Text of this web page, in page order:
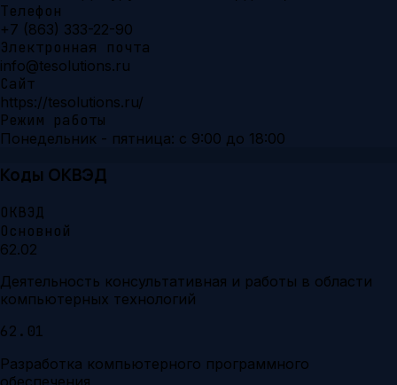
Телефон
+7 (863) 333-22-90
Электронная почта
info@tesolutions.ru
Сайт
https://tesolutions.ru/
Режим работы
Понедельник - пятница: с 9:00 до 18:00
Коды ОКВЭД
ОКВЭД
Основной
62.02
Деятельность консультативная и работы в области
компьютерных технологий
62.01
Разработка компьютерного программного